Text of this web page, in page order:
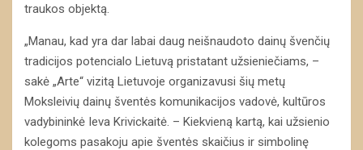
traukos objektą.
„Manau, kad yra dar labai daug neišnaudoto dainų švenčių
tradicijos potencialo Lietuvą pristatant užsieniečiams, –
sakė „Arte“ vizitą Lietuvoje organizavusi šių metų
Moksleivių dainų šventės komunikacijos vadovė, kultūros
vadybininkė Ieva Krivickaitė. – Kiekvieną kartą, kai užsienio
kolegoms pasakoju apie šventės skaičius ir simbolinę